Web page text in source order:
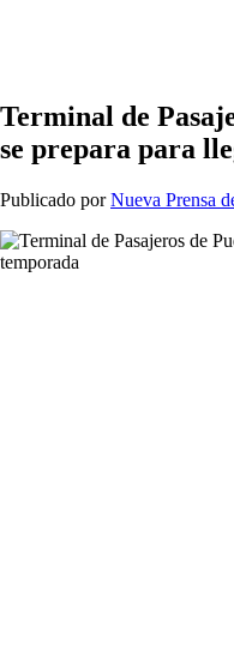
Terminal de
se prepara para
Publicado porNueva Prensa